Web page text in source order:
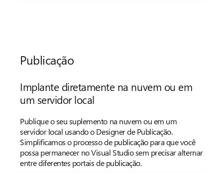
Publicação
Implante diretamente na nuvem ou em
um servidor local
Publique o seu suplemento na nuvem ou em um
servidor local usando o Designer de Publicação.
Simplificamos o processo de publicação para que você
possa permanecer no Visual Studio sem precisar alternar
entre diferentes portais de publicação.